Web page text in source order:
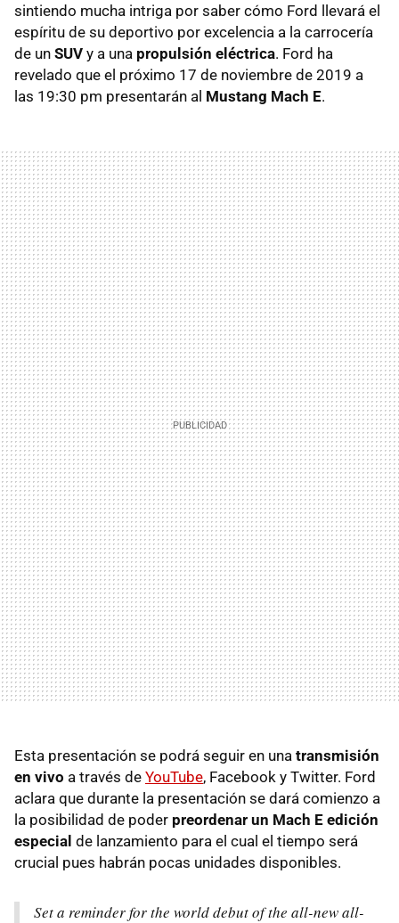
sintiendo mucha intriga por saber cómo Ford llevará el
espíritu de su deportivo por excelencia a la carrocería
de un SUV y a una propulsión eléctrica. Ford ha
revelado que el próximo 17 de noviembre de 2019 a
las 19:30 pm presentarán al Mustang Mach E.
Esta presentación se podrá seguir en una transmisión
en vivo a través de YouTube, Facebook y Twitter. Ford
aclara que durante la presentación se dará comienzo a
la posibilidad de poder preordenar un Mach E edición
especial de lanzamiento para el cual el tiempo será
crucial pues habrán pocas unidades disponibles.
Set a reminder for the world debut of the all-new all-